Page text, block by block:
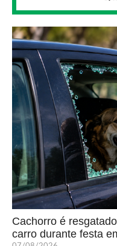
Cachorro é
carro durante festa